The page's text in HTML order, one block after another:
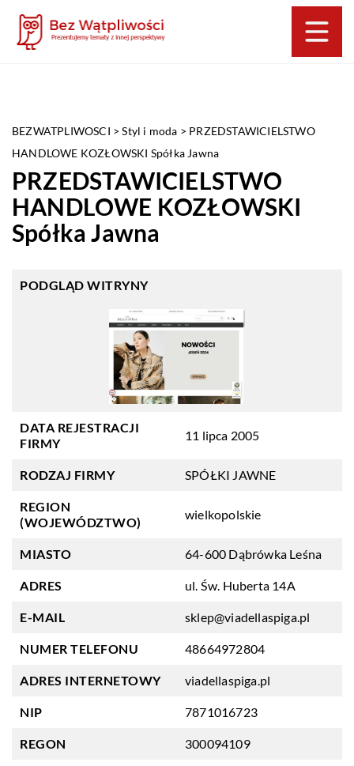
BEZWATPLIWOSCI >Styl i moda > PRZEDSTAWICIELSTWO
HANDLOWE KOZŁOWSKI Spółka Jawna
PRZEDSTAWICIELSTWO
HANDLOWE KOZŁOWSKI
Spółka Jawna
PODGLĄD WITRYNY
DATA REJESTRACJI
FIRMY
11 lipca 2005
RODZAJ FIRMY SPÓŁKI JAWNE
REGION
(WOJEWÓDZTWO)
wielkopolskie
MIASTO 64-600 Dąbrówka Leśna
ADRES ul. Św. Huberta 14A
E-MAIL sklep@viadellaspiga.pl
NUMER TELEFONU 48664972804
ADRES INTERNETOWY viadellaspiga.pl
NIP 7871016723
REGON 300094109